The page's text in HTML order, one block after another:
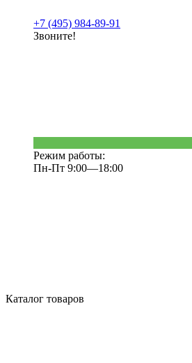
+7 (495) 984-89-91
Звоните!
Режим работы:
Пн-Пт 9:00—18:00
Каталог товаров